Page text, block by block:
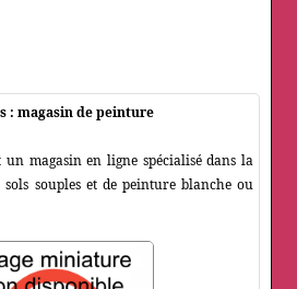
: magasin de peinture
un magasin en ligne spécialisé dans la
souples et de peinture blanche ou